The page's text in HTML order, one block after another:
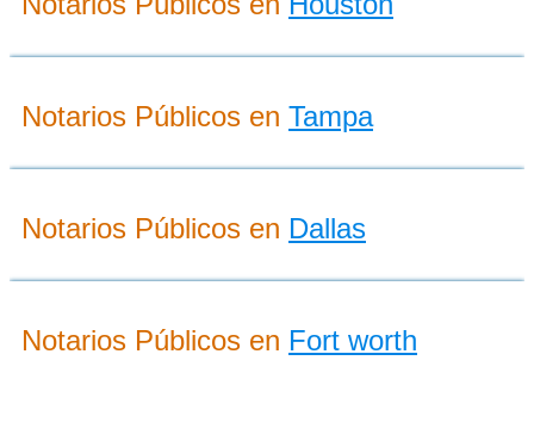
Notarios Públicos en Tampa
Notarios Públicos en Dallas
Notarios Públicos en Fort worth